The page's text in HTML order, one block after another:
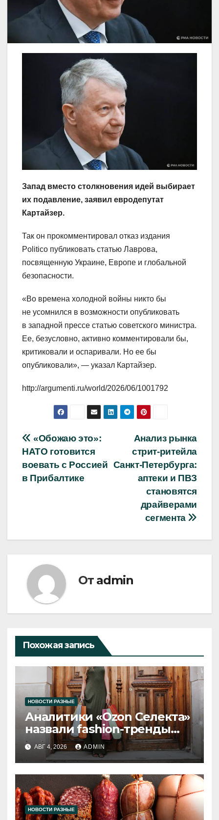
Запад вместо столкновения идей выбирает
их подавление, заявил евродепутат
Картайзер.
Так он прокомментировал отказ издания
Politico публиковать статью Лаврова,
посвященную Украине, Европе и глобальной
безопасности.
«Во времена холодной войны никто бы
не усомнился в возможности опубликовать
в западной прессе статью советского министра.
Ее, безусловно, активно комментировали бы,
критиковали и оспаривали. Но ее бы
опубликовали», — указал Картайзер.
http://argumenti.ru/world/2026/06/1001792
Навигация
по
записям
Анализ рынка
стрит‑ритейла
Санкт-Петербурга:
аптеки и ПВЗ
становятся
драйверами
сегмента
«Обожаю это»:
НАТО готовится
воевать с Россией
в Прибалтике
От admin
Похожая запись
НОВОСТИ РАЗНЫЕ
Аналитики «Ozon Селекта»
назвали fashion-тренды
2026 года
АВГ 4, 2026 ADMIN
НОВОСТИ РАЗНЫЕ